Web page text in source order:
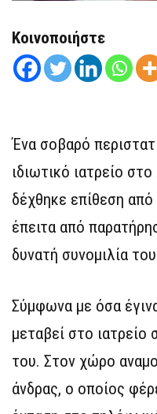
Κοινοποιήστε
Ένα σοβαρό
ιδιωτικό ιατρείο
δέχθηκε επίθεση
έπειτα από
δυνατή συνομιλία
Σύμφωνα με όσα
μεταβεί στο
του. Στον χώρο
άνδρας, ο οποίος